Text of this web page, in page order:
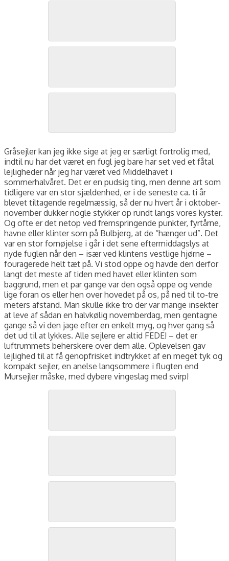
Gråsejler kan jeg ikke sige at jeg er særligt fortrolig med,
indtil nu har det været en fugl jeg bare har set ved et fåtal
lejligheder når jeg har været ved Middelhavet i
sommerhalvåret. Det er en pudsig ting, men denne art som
tidligere var en stor sjældenhed, er i de seneste ca. ti år
blevet tiltagende regelmæssig, så der nu hvert år i oktober-
november dukker nogle stykker op rundt langs vores kyster.
Og ofte er det netop ved fremspringende punkter, fyrtårne,
havne eller klinter som på Bulbjerg, at de “hænger ud”. Det
var en stor fornøjelse i går i det sene eftermiddagslys at
nyde fuglen når den – især ved klintens vestlige hjørne –
fouragerede helt tæt på. Vi stod oppe og havde den derfor
langt det meste af tiden med havet eller klinten som
baggrund, men et par gange var den også oppe og vende
lige foran os eller hen over hovedet på os, på ned til to-tre
meters afstand. Man skulle ikke tro der var mange insekter
at leve af sådan en halvkølig novemberdag, men gentagne
gange så vi den jage efter en enkelt myg, og hver gang så
det ud til at lykkes. Alle sejlere er altid FEDE! – det er
luftrummets beherskere over dem alle. Oplevelsen gav
lejlighed til at få genopfrisket indtrykket af en meget tyk og
kompakt sejler, en anelse langsommere i flugten end
Mursejler måske, med dybere vingeslag med svirp!